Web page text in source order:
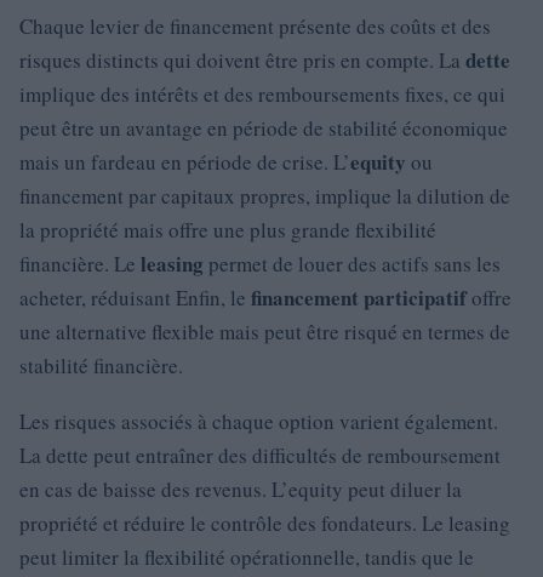
Chaque levier de financement présente des coûts et des
risques distincts qui doivent être pris en compte. La dette
implique des intérêts et des remboursements fixes, ce qui
peut être un avantage en période de stabilité économique
mais un fardeau en période de crise. L’equity ou
financement par capitaux propres, implique la dilution de
la propriété mais offre une plus grande flexibilité
financière. Le leasing permet de louer des actifs sans les
acheter, réduisant Enfin, le financement participatifoffre
une alternative flexible mais peut être risqué en termes de
stabilité financière.
Les risques associés à chaque option varient également.
La dette peut entraîner des difficultés de remboursement
en cas de baisse des revenus. L’equity peut diluer la
propriété et réduire le contrôle des fondateurs. Le leasing
peut limiter la flexibilité opérationnelle, tandis que le